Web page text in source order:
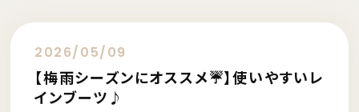
2026/05/09
【梅雨シーズンにオススメ☔️】使いやすいレ
インブーツ♪